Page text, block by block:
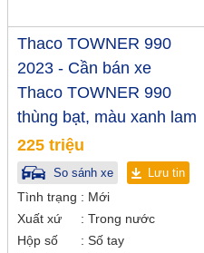
Thaco TOWNER 990
2023 - Cần bán xe
Thaco TOWNER 990
thùng bạt, màu xanh lam
225 triệu
So sánh xe Lưu tin
Tình trạng
Mới
Xuất xứ
Trong nước
Hộp số
Số tay